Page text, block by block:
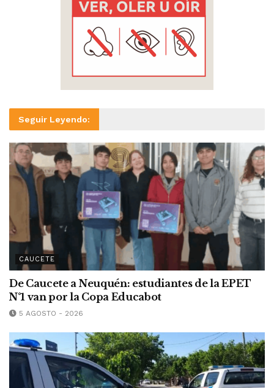
Seguir Leyendo:
CAUCETE
De Caucete a Neuquén: estudiantes de la EPET
N°1 van por la Copa Educabot
5 AGOSTO - 2026